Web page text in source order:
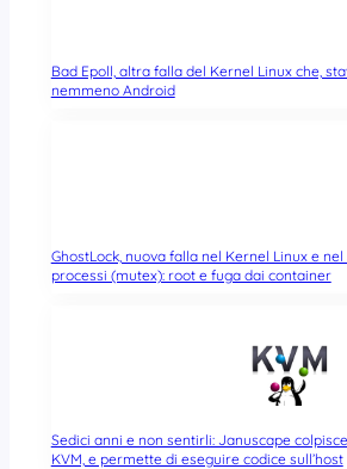
Bad Epoll, altra falla del Kernel Linux che,
nemmeno Android
GhostLock, nuova falla nel Kernel Linux e
processi (mutex): root e fuga dai container
Sedici anni e non sentirli: Januscape
KVM, e permette di eseguire codice sull’host